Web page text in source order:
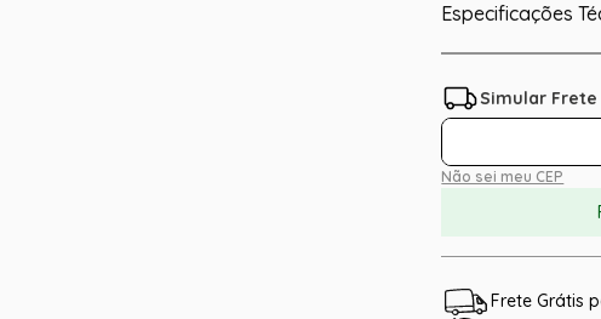
Especificações
Não sei meu CEP
Frete Grátis